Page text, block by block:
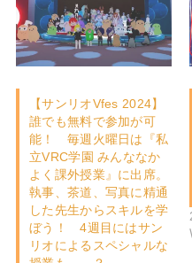
【サンリオVfes 2024】
誰でも無料で参加が可
能！ 毎週火曜日は『私
立VRC学園 みんななか
よく課外授業』に出席。
執事、茶道、写真に精通
した先生からスキルを学
ぼう！ 4週目にはサン
リオによるスペシャルな